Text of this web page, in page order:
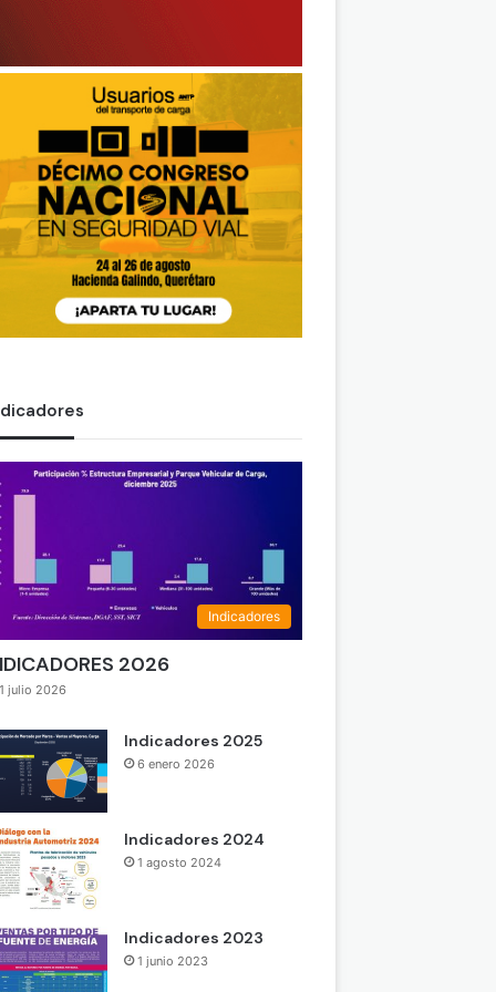
Indicadores
2026
julio 2026
Indicadores 2025
6 enero 2026
Indicadores 2024
1 agosto 2024
Indicadores 2023
1 junio 2023